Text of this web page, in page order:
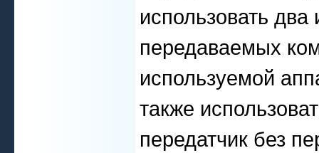
использовать
передаваемых
используемой
также
передатчик без